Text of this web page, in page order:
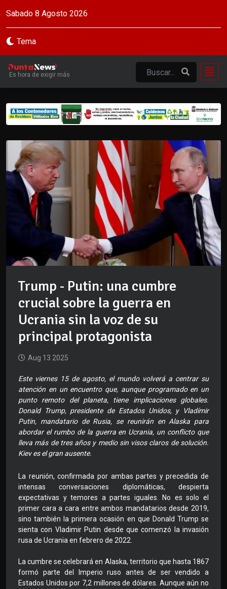
Sabado 8 Agosto 2026
Tema
Es hora de exigir más
Trump - Putin: una cumbre
crucial sobre la guerra en
Ucrania sin la voz de su
principal protagonista
Aug 13 2025
Este viernes 15 de agosto, el mundo volverá a centrar su
atención en un encuentro que, aunque programado en un
punto remoto del planeta, tiene implicaciones globales.
Donald Trump, presidente de Estados Unidos, y Vladímir
Putin, mandatario de Rusia, se reunirán en Alaska para
abordar el rumbo de la guerra en Ucrania, un conflicto que
lleva más de tres años y medio sin visos claros de solución.
Kiev es el gran ausente.
La reunión, confirmada por ambas partes y precedida de
intensas conversaciones diplomáticas, despierta
expectativas y temores a partes iguales. No es solo el
primer cara a cara entre ambos mandatarios desde 2019,
sino también la primera ocasión en que Donald Trump se
sienta con Vladimir Putin desde que comenzó la invasión
rusa de Ucrania en febrero de 2022.
La cumbre se celebrará en Alaska, territorio que hasta 1867
formó parte del Imperio ruso antes de ser vendido a
Estados Unidos por 7,2 millones de dólares. Aunque aún no